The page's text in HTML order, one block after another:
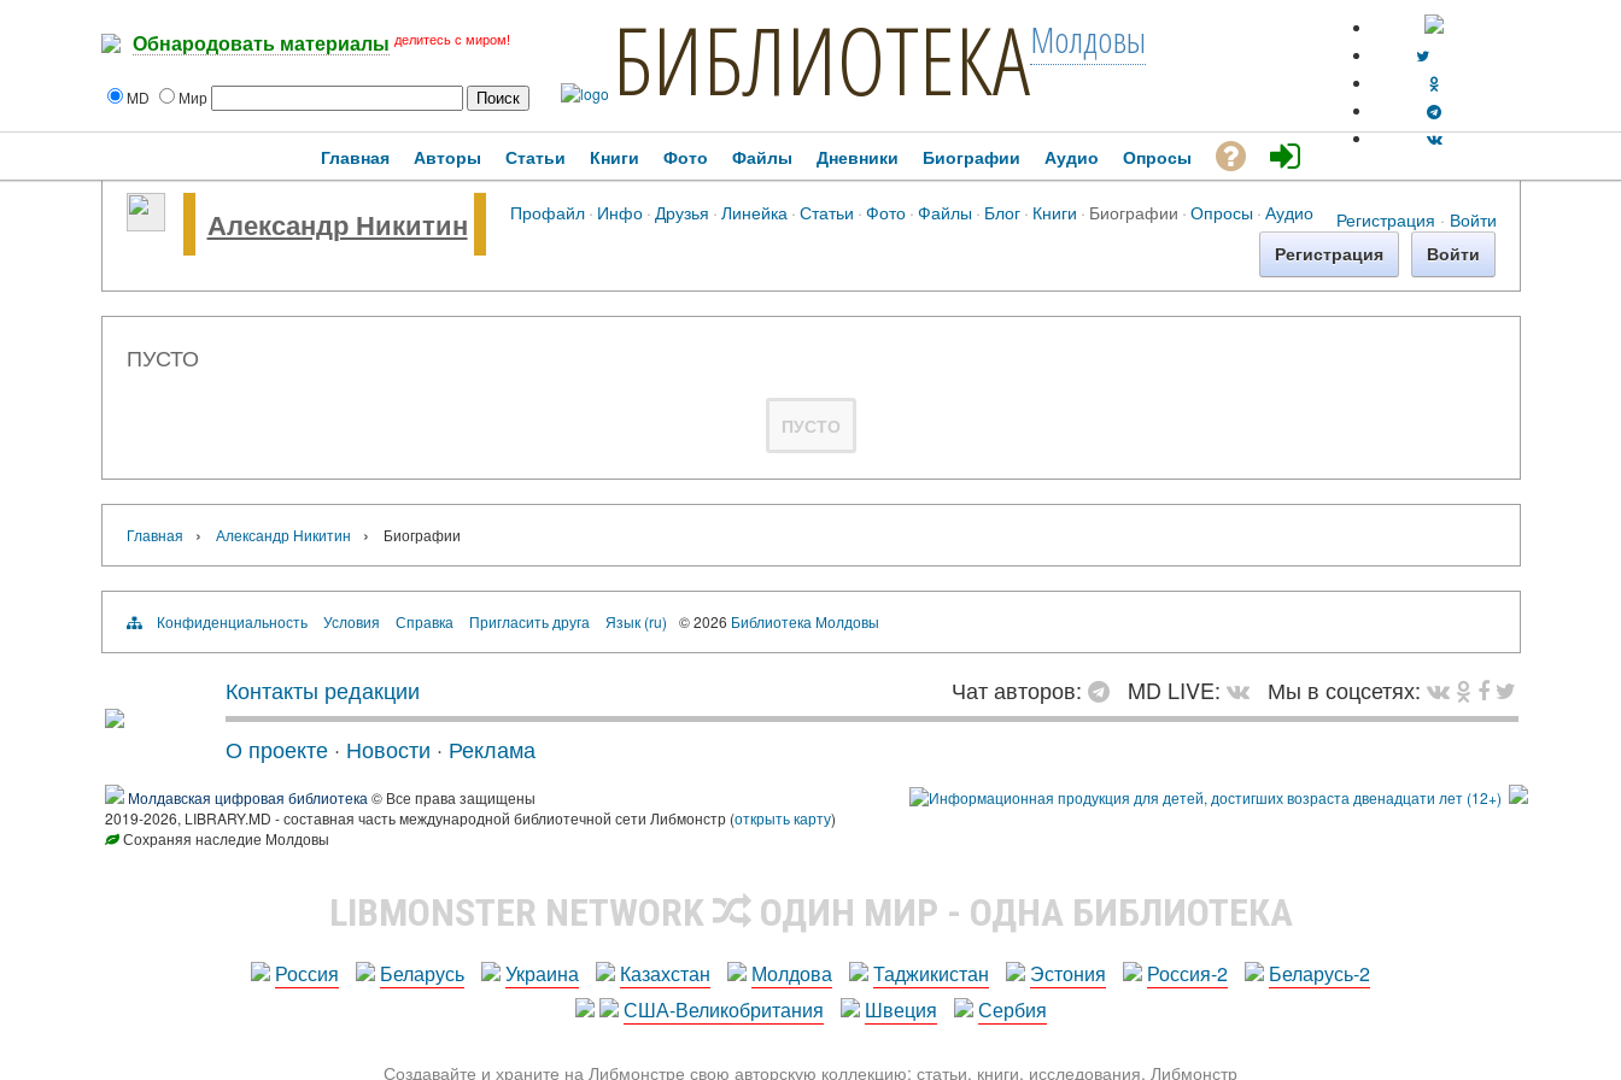
Обнародовать материалы делитесь с миром!
MD Мир БИБЛИОТЕКАМолдовы
Регистрация · Войти
Главная Авторы Статьи Книги Фото Файлы Дневники Биографии Аудио Опросы
Александр Никитин Профайл · Инфо · Друзья ·Линейка ·Статьи ·Фото ·Файлы · Блог · Книги · Биографии ·Опросы ·Аудио
Регистрация Войти
ПУСТО
ПУСТО
Главная › Александр Никитин › Биографии
Конфиденциальность Условия Справка Пригласить друга Язык (ru) © 2026 Библиотека Молдовы
Контакты редакции Чат авторов: MD LIVE:
Мы в соцсетях:
О проекте · Новости · Реклама
Молдавская цифровая библиотека © Все права защищены
2019-2026, LIBRARY.MD - составная часть международной библиотечной сети Либмонстр (открыть карту)
Сохраняя наследие Молдовы
LIBMONSTER NETWORK ОДИН МИР - ОДНА БИБЛИОТЕКА
Россия Беларусь Украина Казахстан Молдова Таджикистан Эстония Россия-2
Беларусь-2
США-Великобритания
Швеция Сербия
Создавайте и храните на Либмонстре свою авторскую коллекцию: статьи, книги, исследования. Либмонстр